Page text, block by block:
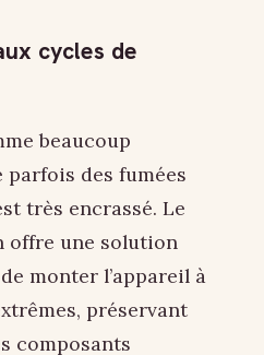
cycles de
beaucoup
parfois des fumées
très encrassé. Le
offre une solution
monter l’appareil à
préservant
composants